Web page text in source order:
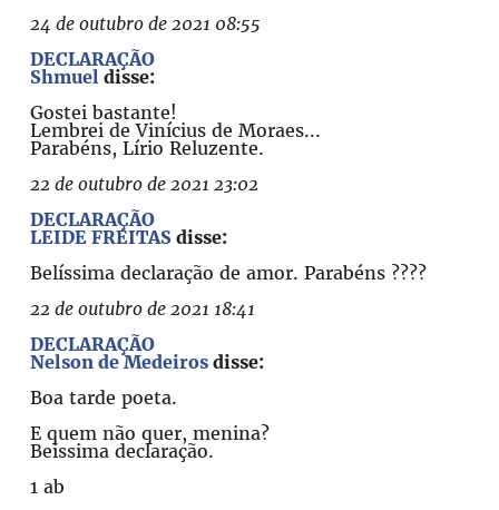
24 de outubro de 2021 08:55
DECLARAÇÃO
Shmuel disse:
Gostei bastante!
Lembrei de Vinícius de Moraes...
Parabéns, Lírio Reluzente.
22 de outubro de 2021 23:02
DECLARAÇÃO
LEIDE FREITAS disse:
Belíssima declaração de amor. Parabéns ????
22 de outubro de 2021 18:41
DECLARAÇÃO
Nelson de Medeiros disse:
Boa tarde poeta.
E quem não quer, menina?
Beissima declaração.
1 ab